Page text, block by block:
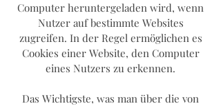
Computer heruntergeladen wird, wenn
Nutzer auf bestimmte Websites
zugreifen. In der Regel ermöglichen es
Cookies einer Website, den Computer
eines Nutzers zu erkennen.
Das Wichtigste, was man über die von